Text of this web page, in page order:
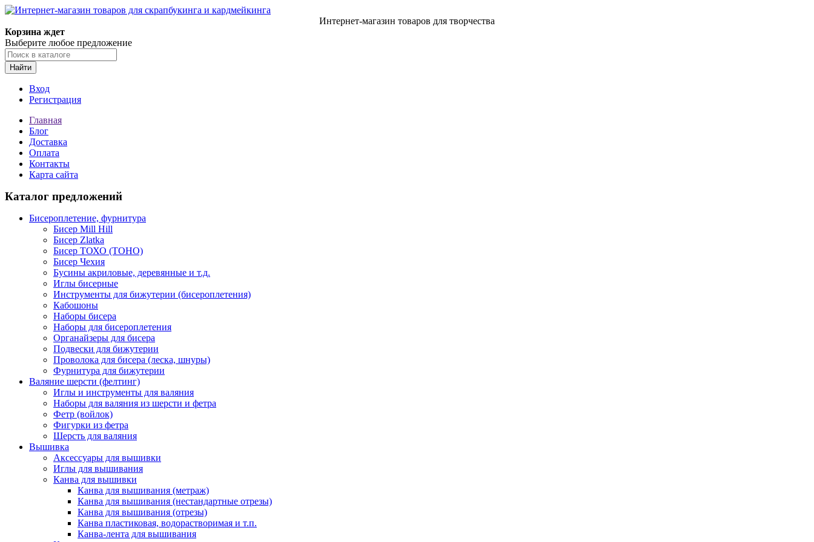
Интернет-магазин товаров для творчества
Корзина ждет
Выберите любое предложение
Найти
Вход
Регистрация
Главная
Блог
Доставка
Оплата
Контакты
Карта сайта
Каталог предложений
Бисероплетение, фурнитура
Бисер Mill Hill
Бисер Zlatka
Бисер ТОХО (TOHO)
Бисер Чехия
Бусины акриловые, деревянные и т.д.
Иглы бисерные
Инструменты для бижутерии (бисероплетения)
Кабошоны
Наборы бисера
Наборы для бисероплетения
Органайзеры для бисера
Подвески для бижутерии
Проволока для бисера (леска, шнуры)
Фурнитура для бижутерии
Валяние шерсти (фелтинг)
Иглы и инструменты для валяния
Наборы для валяния из шерсти и фетра
Фетр (войлок)
Фигурки из фетра
Шерсть для валяния
Вышивка
Аксессуары для вышивки
Иглы для вышивания
Канва для вышивки
Канва для вышивания (метраж)
Канва для вышивания (нестандартные отрезы)
Канва для вышивания (отрезы)
Канва пластиковая, водорастворимая и т.п.
Канва-лента для вышивания